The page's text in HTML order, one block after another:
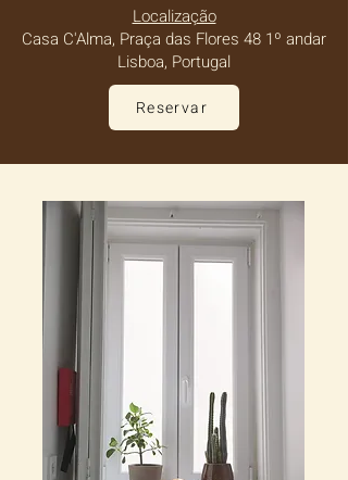
Localização
Casa C'Alma, Praça das Flores 48 1º andar
Lisboa, Portugal​
Reservar